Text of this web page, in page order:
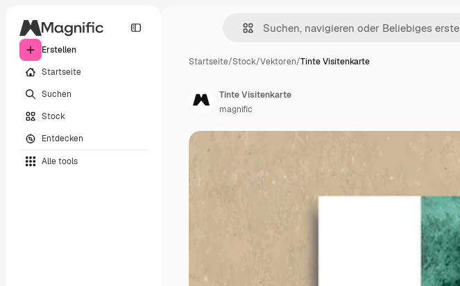
Erstellen
Startseite
Suchen
Stock
Entdecken
Alle tools
Startseite/Stock/Vektoren/Tinte Visitenkarte
Tinte Visitenkarte
magnific